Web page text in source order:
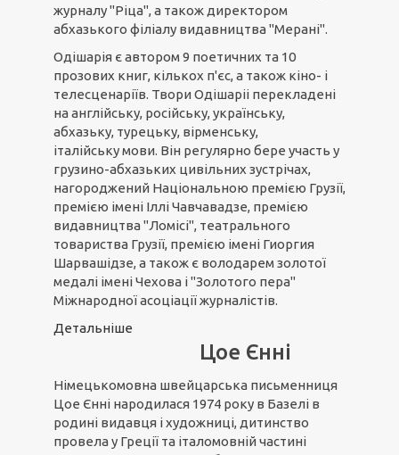
журналу "Ріца", а також директором
абхазького філіалу видавництва "Мерані".
Одішарія є автором 9 поетичних та 10
прозових книг, кількох п'єс, а також кіно- і
телесценаріїв. Твори Одішаріі перекладені
на англійську, російську, українську,
абхазьку, турецьку, вірменську,
італійську мови. Він регулярно бере участь у
грузино-абхазьких цивільних зустрічах,
нагороджений Національною премією Грузії,
премією імені Іллі Чавчавадзе, премією
видавництва "Ломісі", театрального
товариства Грузії, премією імені Гиоргия
Шарвашідзе, а також є володарем золотої
медалі імені Чехова і "Золотого пера"
Міжнародної асоціації журналістів.
Детальніше
Цое Єнні
Німецькомовна швейцарська письменниця
Цое Єнні народилася 1974 року в Базелі в
родині видавця і художниці, дитинство
провела у Греції та італомовній частині